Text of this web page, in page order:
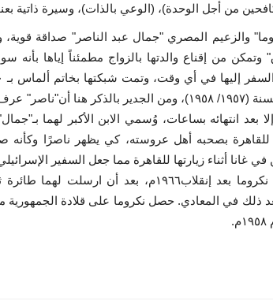
من أجل الوحدة)، (الوعي بالذات)، وسيرة ذاتية
والزعيم المصري "جمال عبد الناصر" صداقة
وتمكن من إقناع والدتها بالزواج مطمئناً إياها
ليلة رأس السنة (١٩٥٧/ ١٩٥٨)، ومن الجدير
بعد انتهائه بساعات، وُسمي الابن الأكبر لهما
للقاهرة بصحبه أهل عروسته، كي يظهر ناصرًا
في غانا أثناء زيارتها للقاهرة مما جعل السفير
مصر أسرة نكروما بعد إنقلاب١٩٦٦م،
ذلك في المعادي. حصل نكروما على قلادة الجمهورية